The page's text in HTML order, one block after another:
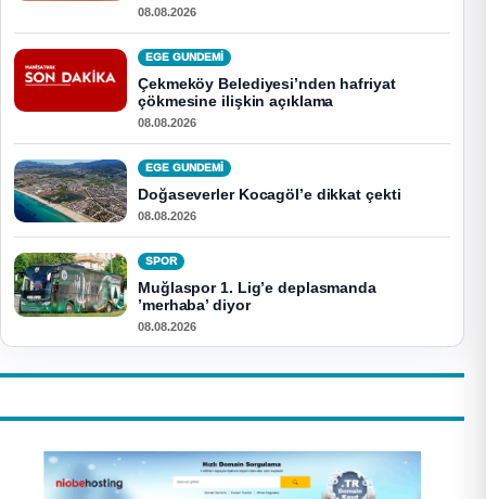
08.08.2026
EGE GUNDEMİ
Çekmeköy Belediyesi’nden hafriyat
çökmesine ilişkin açıklama
08.08.2026
EGE GUNDEMİ
Doğaseverler Kocagöl’e dikkat çekti
08.08.2026
SPOR
Muğlaspor 1. Lig’e deplasmanda
’merhaba’ diyor
08.08.2026